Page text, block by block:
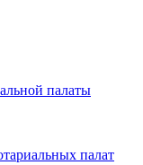
палаты
палат